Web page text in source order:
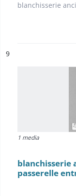
blanchisserie
n°
9
1 media
blanchisserie
passerelle